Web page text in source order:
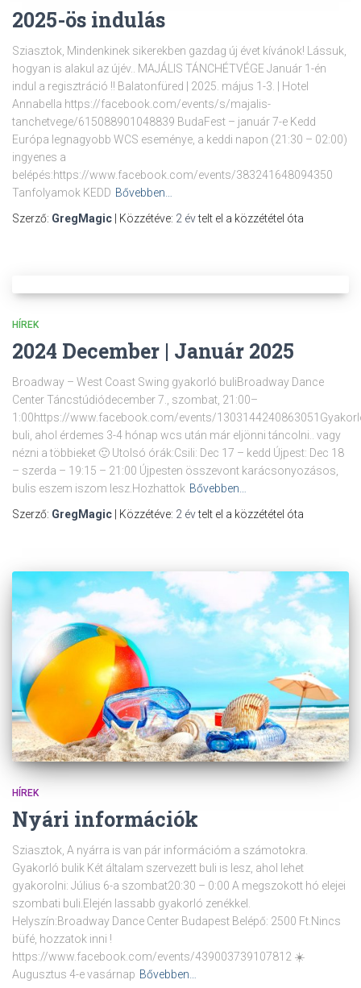
2025-ös indulás
Sziasztok, Mindenkinek sikerekben gazdag új évet kívánok! Lássuk,
hogyan is alakul az újév.. MAJÁLIS TÁNCHÉTVÉGE Január 1-én
indul a regisztráció !! Balatonfüred | 2025. május 1-3. | Hotel
Annabella https://facebook.com/events/s/majalis-
tanchetvege/615088901048839 BudaFest – január 7-e Kedd
Európa legnagyobb WCS eseménye, a keddi napon (21:30 – 02:00)
ingyenes a
belépés:https://www.facebook.com/events/383241648094350
Tanfolyamok KEDD Bővebben…
Szerző: GregMagic | Közzétéve: 2 évtelt el a közzététel óta
HÍREK
2024 December | Január 2025
Broadway – West Coast Swing gyakorló buliBroadway Dance
Center Táncstúdiódecember 7., szombat, 21:00–
1:00https://www.facebook.com/events/
buli, ahol érdemes 3-4 hónap wcs után már eljönni táncolni.. vagy
nézni a többieket 🙂 Utolsó órák:Csili: Dec 17 – kedd Újpest: Dec 18
– szerda – 19:15 – 21:00 Újpesten összevont karácsonyozásos,
bulis eszem iszom lesz.Hozhattok Bővebben…
Szerző: GregMagic | Közzétéve: 2 évtelt el a közzététel óta
HÍREK
Nyári információk
Sziasztok, A nyárra is van pár információm a számotokra.
Gyakorló bulik Két általam szervezett buli is lesz, ahol lehet
gyakorolni: Július 6-a szombat20:30 – 0:00 A megszokott hó elejei
szombati buli.Elején lassabb gyakorló zenékkel.
Helyszín:Broadway Dance Center Budapest Belépő: 2500 Ft.Nincs
büfé, hozzatok inni !
https://www.facebook.com/events/439003739107812 ☀️
Augusztus 4-e vasárnap Bővebben…